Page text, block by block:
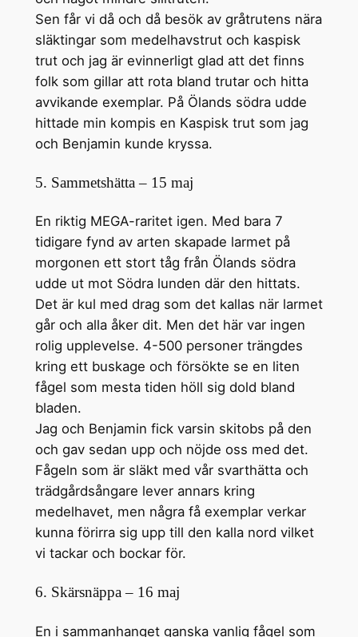
Sen får vi då och då besök av gråtrutens nära
släktingar som medelhavstrut och kaspisk
trut och jag är evinnerligt glad att det finns
folk som gillar att rota bland trutar och hitta
avvikande exemplar. På Ölands södra udde
hittade min kompis en Kaspisk trut som jag
och Benjamin kunde kryssa.
5. Sammetshätta – 15 maj
En riktig MEGA-raritet igen. Med bara 7
tidigare fynd av arten skapade larmet på
morgonen ett stort tåg från Ölands södra
udde ut mot Södra lunden där den hittats.
Det är kul med drag som det kallas när larmet
går och alla åker dit. Men det här var ingen
rolig upplevelse. 4-500 personer trängdes
kring ett buskage och försökte se en liten
fågel som mesta tiden höll sig dold bland
bladen.
Jag och Benjamin fick varsin skitobs på den
och gav sedan upp och nöjde oss med det.
Fågeln som är släkt med vår svarthätta och
trädgårdsångare lever annars kring
medelhavet, men några få exemplar verkar
kunna förirra sig upp till den kalla nord vilket
vi tackar och bockar för.
6. Skärsnäppa – 16 maj
En i sammanhanget ganska vanlig fågel som